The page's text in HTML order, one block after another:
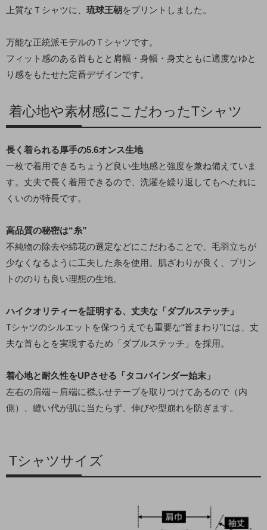
上質なＴシャツに、 琉球王朝をプリントしました。
万能な正統派モデルのＴシャツです。
フィット感のある首もとと肩幅・身幅・身丈ともに適度なゆと
り感をもたせた定番デザインです。
着心地や素材感にこだわったTシャツ
長く着られる厚手の5.6オンス生地
一枚で着用できるちょうど良い生地感と強度を兼ね備えていま
す。丈夫で長く着用できるので、洗濯を繰り返してもへたれに
くいのが特長です。
高品質の秘密は“糸”
不純物の除去や綿花の選定などにこだわることで、毛羽立ちが
少なくなるように工夫した糸を使用。肌ざわりが良く、プリン
トののりも良い理想の生地。
ハイクオリティーを証明する、丈夫な「ダブルステッチ」
Tシャツのシルエットを保つうえでも重要な“首まわり”には、丈
夫な首もとを実現するため「ダブルステッチ」を採用。
着心地と耐久性をUPさせる「タコバインダー始末」
左右の肩端～肩端に襟ふせテープを取りつけてあるので（内
側）、縫い代が肌に当たらず、伸びや型崩れを防ぎます。
Tシャツサイズ